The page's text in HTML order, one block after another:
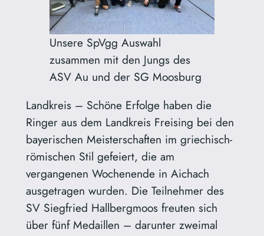
Unsere SpVgg Auswahl
zusammen mit den Jungs des
ASV Au und der SG Moosburg
Landkreis – Schöne Erfolge haben die
Ringer aus dem Landkreis Freising bei den
bayerischen Meisterschaften im griechisch-
römischen Stil gefeiert, die am
vergangenen Wochenende in Aichach
ausgetragen wurden. Die Teilnehmer des
SV Siegfried Hallbergmoos freuten sich
über fünf Medaillen – darunter zweimal